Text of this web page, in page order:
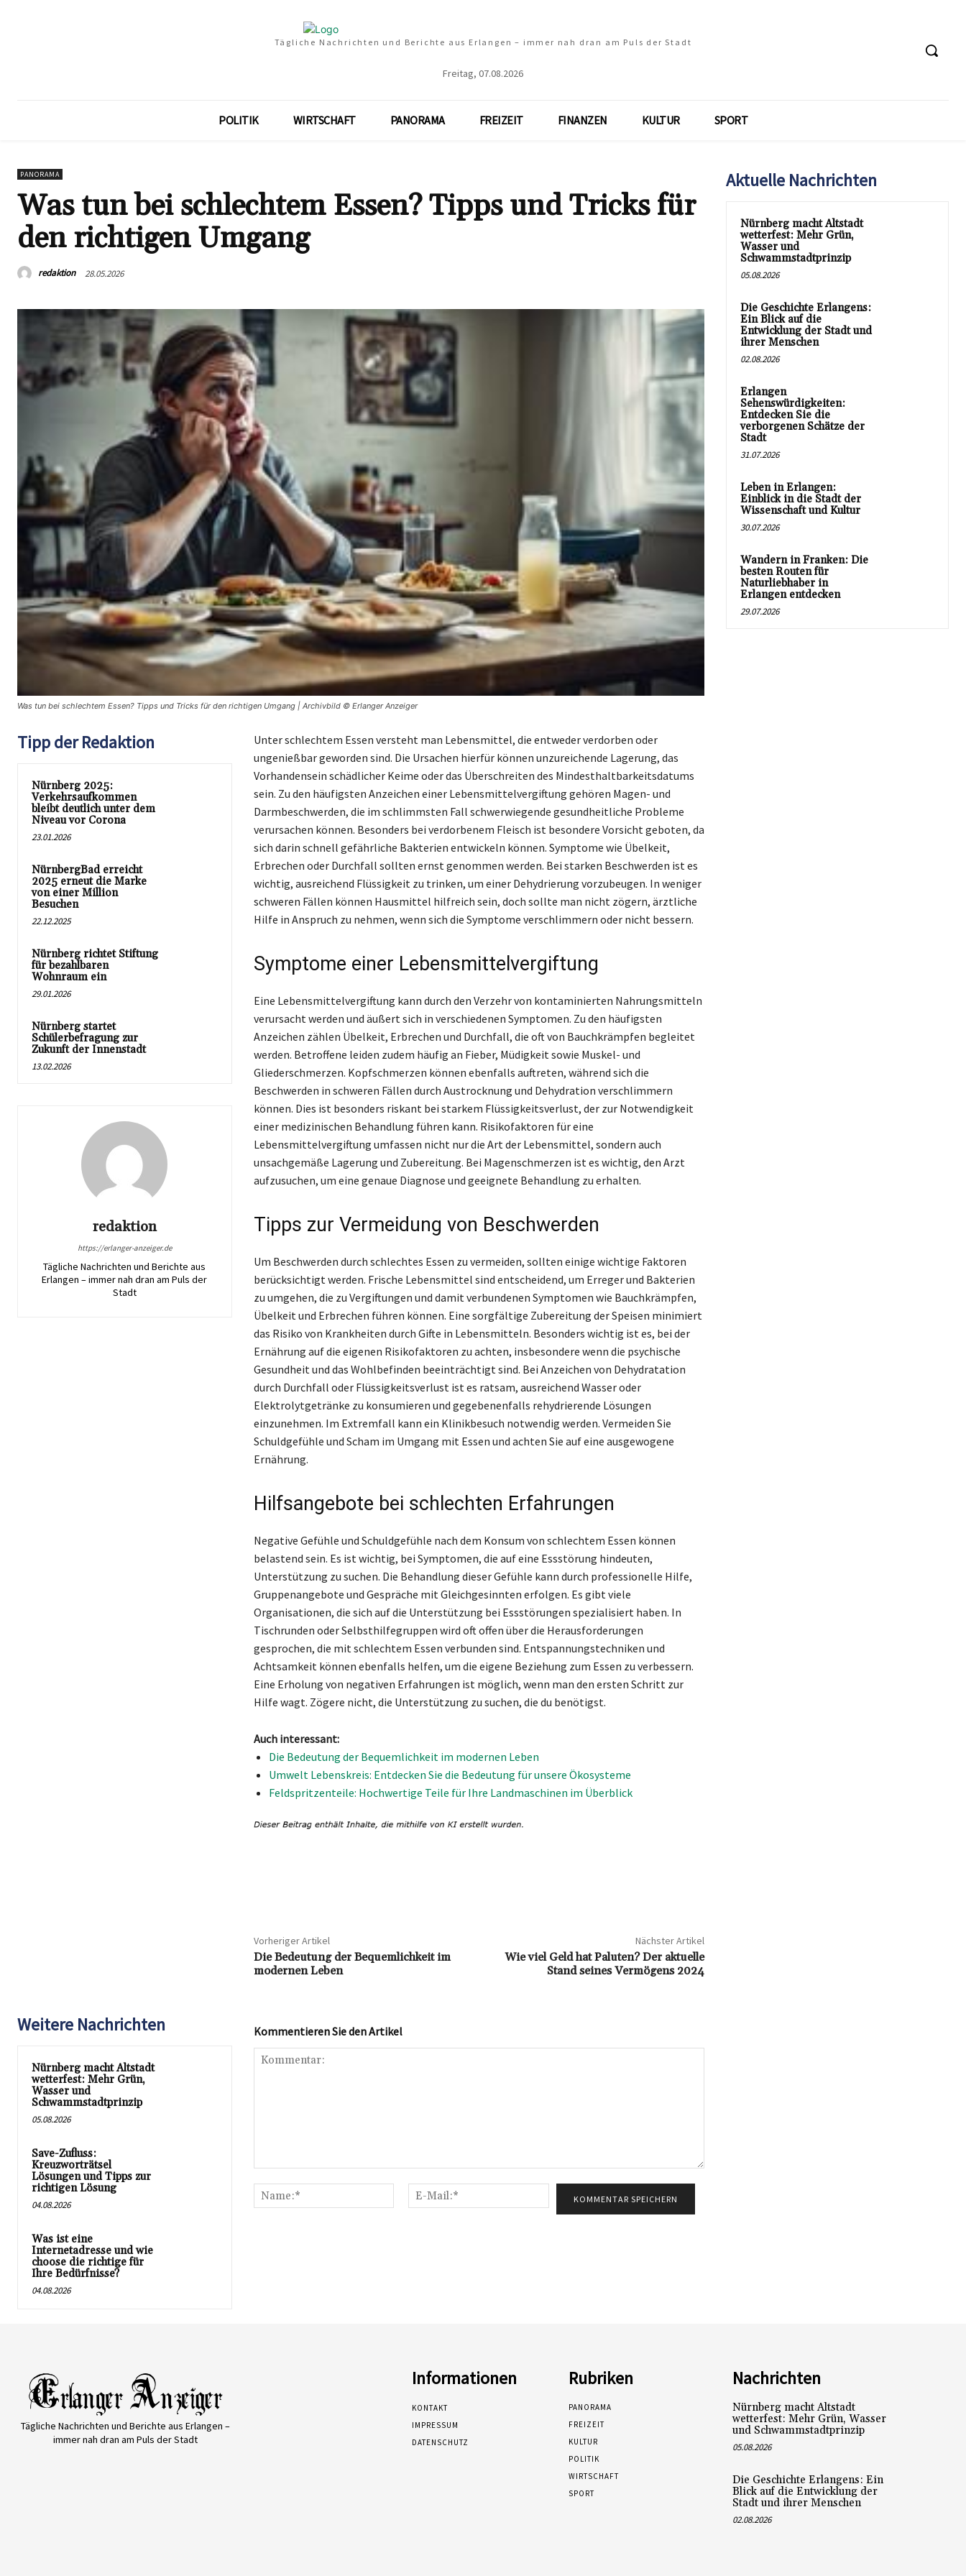
Tägliche Nachrichten und Berichte aus Erlangen – immer nah dran am Puls der Stadt
Freitag, 07.08.2026
POLITIK WIRTSCHAFT PANORAMA FREIZEIT FINANZEN KULTUR SPORT
PANORAMA
Was tun bei schlechtem Essen? Tipps und Tricks für
den richtigen Umgang
redaktion 28.05.2026
Was tun bei schlechtem Essen? Tipps und Tricks für den richtigen Umgang | Archivbild © Erlanger Anzeiger
Tipp der Redaktion
Nürnberg 2025:
Verkehrsaufkommen
bleibt deutlich unter dem
Niveau vor Corona
23.01.2026
NürnbergBad erreicht
2025 erneut die Marke
von einer Million
Besuchen
22.12.2025
Nürnberg richtet Stiftung
für bezahlbaren
Wohnraum ein
29.01.2026
Nürnberg startet
Schülerbefragung zur
Zukunft der Innenstadt
13.02.2026
redaktion
https://erlanger-anzeiger.de
Tägliche Nachrichten und Berichte aus
Erlangen – immer nah dran am Puls der
Stadt
Unter schlechtem Essen versteht man Lebensmittel, die entweder verdorben oder
ungenießbar geworden sind. Die Ursachen hierfür können unzureichende Lagerung, das
Vorhandensein schädlicher Keime oder das Überschreiten des Mindesthaltbarkeitsdatums
sein. Zu den häufigsten Anzeichen einer Lebensmittelvergiftung gehören Magen- und
Darmbeschwerden, die im schlimmsten Fall schwerwiegende gesundheitliche Probleme
verursachen können. Besonders bei verdorbenem Fleisch ist besondere Vorsicht geboten, da
sich darin schnell gefährliche Bakterien entwickeln können. Symptome wie Übelkeit,
Erbrechen oder Durchfall sollten ernst genommen werden. Bei starken Beschwerden ist es
wichtig, ausreichend Flüssigkeit zu trinken, um einer Dehydrierung vorzubeugen. In weniger
schweren Fällen können Hausmittel hilfreich sein, doch sollte man nicht zögern, ärztliche
Hilfe in Anspruch zu nehmen, wenn sich die Symptome verschlimmern oder nicht bessern.
Symptome einer Lebensmittelvergiftung
Eine Lebensmittelvergiftung kann durch den Verzehr von kontaminierten Nahrungsmitteln
verursacht werden und äußert sich in verschiedenen Symptomen. Zu den häufigsten
Anzeichen zählen Übelkeit, Erbrechen und Durchfall, die oft von Bauchkrämpfen begleitet
werden. Betroffene leiden zudem häufig an Fieber, Müdigkeit sowie Muskel- und
Gliederschmerzen. Kopfschmerzen können ebenfalls auftreten, während sich die
Beschwerden in schweren Fällen durch Austrocknung und Dehydration verschlimmern
können. Dies ist besonders riskant bei starkem Flüssigkeitsverlust, der zur Notwendigkeit
einer medizinischen Behandlung führen kann. Risikofaktoren für eine
Lebensmittelvergiftung umfassen nicht nur die Art der Lebensmittel, sondern auch
unsachgemäße Lagerung und Zubereitung. Bei Magenschmerzen ist es wichtig, den Arzt
aufzusuchen, um eine genaue Diagnose und geeignete Behandlung zu erhalten.
Tipps zur Vermeidung von Beschwerden
Um Beschwerden durch schlechtes Essen zu vermeiden, sollten einige wichtige Faktoren
berücksichtigt werden. Frische Lebensmittel sind entscheidend, um Erreger und Bakterien
zu umgehen, die zu Vergiftungen und damit verbundenen Symptomen wie Bauchkrämpfen,
Übelkeit und Erbrechen führen können. Eine sorgfältige Zubereitung der Speisen minimiert
das Risiko von Krankheiten durch Gifte in Lebensmitteln. Besonders wichtig ist es, bei der
Ernährung auf die eigenen Risikofaktoren zu achten, insbesondere wenn die psychische
Gesundheit und das Wohlbefinden beeinträchtigt sind. Bei Anzeichen von Dehydratation
durch Durchfall oder Flüssigkeitsverlust ist es ratsam, ausreichend Wasser oder
Elektrolytgetränke zu konsumieren und gegebenenfalls rehydrierende Lösungen
einzunehmen. Im Extremfall kann ein Klinikbesuch notwendig werden. Vermeiden Sie
Schuldgefühle und Scham im Umgang mit Essen und achten Sie auf eine ausgewogene
Ernährung.
Hilfsangebote bei schlechten Erfahrungen
Negative Gefühle und Schuldgefühle nach dem Konsum von schlechtem Essen können
belastend sein. Es ist wichtig, bei Symptomen, die auf eine Essstörung hindeuten,
Unterstützung zu suchen. Die Behandlung dieser Gefühle kann durch professionelle Hilfe,
Gruppenangebote und Gespräche mit Gleichgesinnten erfolgen. Es gibt viele
Organisationen, die sich auf die Unterstützung bei Essstörungen spezialisiert haben. In
Tischrunden oder Selbsthilfegruppen wird oft offen über die Herausforderungen
gesprochen, die mit schlechtem Essen verbunden sind. Entspannungstechniken und
Achtsamkeit können ebenfalls helfen, um die eigene Beziehung zum Essen zu verbessern.
Eine Erholung von negativen Erfahrungen ist möglich, wenn man den ersten Schritt zur
Hilfe wagt. Zögere nicht, die Unterstützung zu suchen, die du benötigst.
Auch interessant:
Die Bedeutung der Bequemlichkeit im modernen Leben
Umwelt Lebenskreis: Entdecken Sie die Bedeutung für unsere Ökosysteme
Feldspritzenteile: Hochwertige Teile für Ihre Landmaschinen im Überblick
Vorheriger Artikel
Die Bedeutung der Bequemlichkeit im
modernen Leben
Nächster Artikel
Wie viel Geld hat Paluten? Der aktuelle
Stand seines Vermögens 2024
Weitere Nachrichten
Nürnberg macht Altstadt
wetterfest: Mehr Grün,
Wasser und
Schwammstadtprinzip
05.08.2026
Save-Zufluss:
Kreuzworträtsel
Lösungen und Tipps zur
richtigen Lösung
04.08.2026
Was ist eine
Internetadresse und wie
choose die richtige für
Ihre Bedürfnisse?
04.08.2026
Kommentieren Sie den Artikel
Name:*
Mail:*
Aktuelle Nachrichten
Nürnberg macht Altstadt
wetterfest: Mehr Grün,
Wasser und
Schwammstadtprinzip
05.08.2026
Die Geschichte Erlangens:
Ein Blick auf die
Entwicklung der Stadt und
ihrer Menschen
02.08.2026
Erlangen
Sehenswürdigkeiten:
Entdecken Sie die
verborgenen Schätze der
Stadt
31.07.2026
Leben in Erlangen:
Einblick in die Stadt der
Wissenschaft und Kultur
30.07.2026
Wandern in Franken: Die
besten Routen für
Naturliebhaber in
Erlangen entdecken
29.07.2026
Tägliche Nachrichten und Berichte aus Erlangen –
immer nah dran am Puls der Stadt
Informationen
KONTAKT
IMPRESSUM
DATENSCHUTZ
Rubriken
PANORAMA
FREIZEIT
KULTUR
POLITIK
WIRTSCHAFT
SPORT
Nachrichten
Nürnberg macht Altstadt
wetterfest: Mehr Grün, Wasser
und Schwammstadtprinzip
05.08.2026
Die Geschichte Erlangens: Ein
Blick auf die Entwicklung der
Stadt und ihrer Menschen
02.08.2026